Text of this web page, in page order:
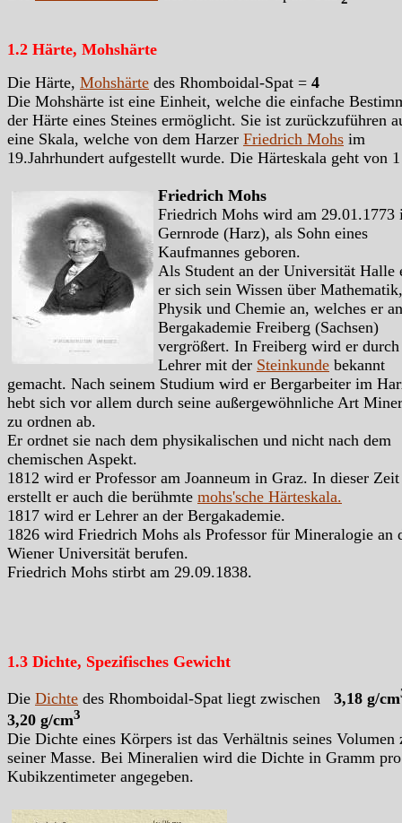
1.2 Härte, Mohshärte
Die Härte, Mohshärte des Rhomboidal-Spat = 4
Die Mohshärte ist eine Einheit, welche die einfache
der Härte eines Steines ermöglicht. Sie ist zurückzuführen
eine Skala, welche von dem Harzer Friedrich Mohs im
19.Jahrhundert aufgestellt wurde. Die Härteskala geht von
Friedrich Mohs
Friedrich Mohs wird am 29.01.1773
Gernrode (Harz), als Sohn eines
Kaufmannes geboren.
Als Student an der Universität Halle
er sich sein Wissen über Mathematik,
Physik und Chemie an, welches er
Bergakademie Freiberg (Sachsen)
vergrößert. In Freiberg wird er durch
Lehrer mit der Steinkunde bekannt
gemacht. Nach seinem Studium wird er Bergarbeiter im
hebt sich vor allem durch seine außergewöhnliche Art
zu ordnen ab.
Er ordnet sie nach dem physikalischen und nicht nach dem
chemischen Aspekt.
1812 wird er Professor am Joanneum in Graz. In dieser Zeit
erstellt er auch die berühmte mohs'sche Härteskala.
1817 wird er Lehrer an der Bergakademie.
1826 wird Friedrich Mohs als Professor für Mineralogie an
Wiener Universität berufen.
Friedrich Mohs stirbt am 29.09.1838.
1.3 Dichte, Spezifisches Gewicht
Die Dichte des Rhomboidal-Spat liegt zwischen 3,18 g/cm
3,20 g/cm3
Die Dichte eines Körpers ist das Verhältnis seines Volumen
seiner Masse. Bei Mineralien wird die Dichte in Gramm pro
Kubikzentimeter angegeben.